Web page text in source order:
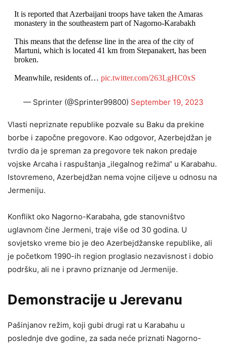
It is reported that Azerbaijani troops have taken the Amaras
monastery in the southeastern part of Nagorno-Karabakh
This means that the defense line in the area of ​​the city of
Martuni, which is located 41 km from Stepanakert, has been
broken.
Meanwhile, residents of… pic.twitter.com/263LgHC0xS
— Sprinter (@Sprinter99800) September 19, 2023
Vlasti nepriznate republike pozvale su Baku da prekine
borbe i započne pregovore. Kao odgovor, Azerbejdžan je
tvrdio da je spreman za pregovore tek nakon predaje
vojske Arcaha i raspuštanja „ilegalnog režima“ u Karabahu.
Istovremeno, Azerbejdžan nema vojne ciljeve u odnosu na
Jermeniju.
Konflikt oko Nagorno-Karabaha, gde stanovništvo
uglavnom čine Jermeni, traje više od 30 godina. U
sovjetsko vreme bio je deo Azerbejdžanske republike, ali
je početkom 1990-ih region proglasio nezavisnost i dobio
podršku, ali ne i pravno priznanje od Jermenije.
Demonstracije u Jerevanu
Pašinjanov režim, koji gubi drugi rat u Karabahu u
poslednje dve godine, za sada neće priznati Nagorno-